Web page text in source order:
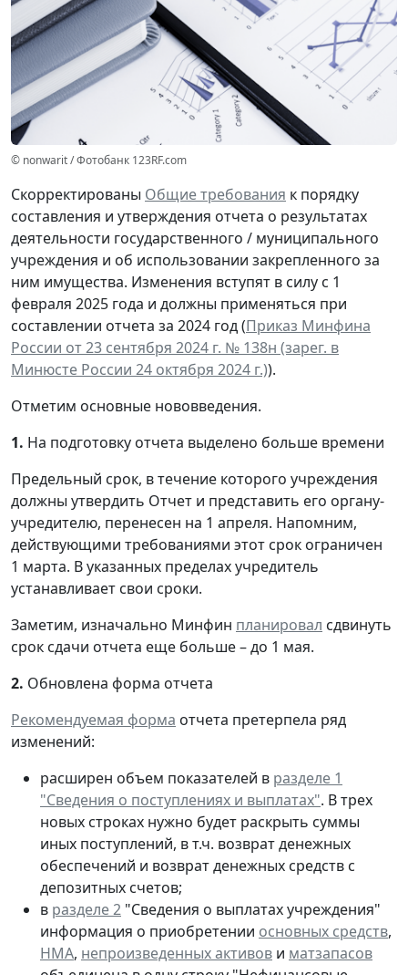
© nonwarit / Фотобанк 123RF.com
Скорректированы Общие требования к порядку
составления и утверждения отчета о результатах
деятельности государственного / муниципального
учреждения и об использовании закрепленного за
ним имущества. Изменения вступят в силу с 1
февраля 2025 года и должны применяться при
составлении отчета за 2024 год (Приказ Минфина
России от 23 сентября 2024 г. № 138н (зарег. в
Минюсте России 24 октября 2024 г.)).
Отметим основные нововведения.
1. На подготовку отчета выделено больше времени
Предельный срок, в течение которого учреждения
должны утвердить Отчет и представить его органу-
учредителю, перенесен на 1 апреля. Напомним,
действующими требованиями этот срок ограничен
1 марта. В указанных пределах учредитель
устанавливает свои сроки.
Заметим, изначально Минфин планировал сдвинуть
срок сдачи отчета еще больше – до 1 мая.
2. Обновлена форма отчета
Рекомендуемая форма отчета претерпела ряд
изменений:
расширен объем показателей в разделе 1
"Сведения о поступлениях и выплатах". В трех
новых строках нужно будет раскрыть суммы
иных поступлений, в т.ч. возврат денежных
обеспечений и возврат денежных средств с
депозитных счетов;
в разделе 2 "Сведения о выплатах учреждения"
информация о приобретении основных средств,
НМА, непроизведенных активов и матзапасов